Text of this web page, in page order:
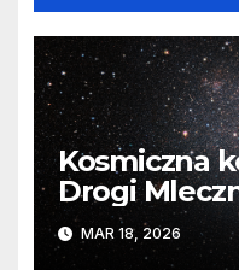
Kosmiczna
Drogi
Magellana
naszych
MAR 18, 2026